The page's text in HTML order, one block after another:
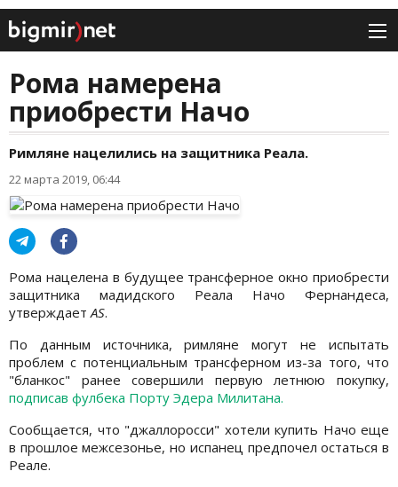
Рома намерена
приобрести Начо
Римляне нацелились на защитника Реала.
22 марта 2019, 06:44
Рома нацелена в будущее трансферное окно приобрести
защитника мадидского Реала Начо Фернандеса,
утверждаетAS.
По данным источника, римляне могут не испытать
проблем с потенциальным трансферном из-за того, что
"бланкос" ранее совершили первую летнюю покупку,
подписав фулбека Порту Эдера Милитана.
Сообщается, что "джаллоросси" хотели купить Начо еще
в прошлое межсезонье, но испанец предпочел остаться в
Реале.